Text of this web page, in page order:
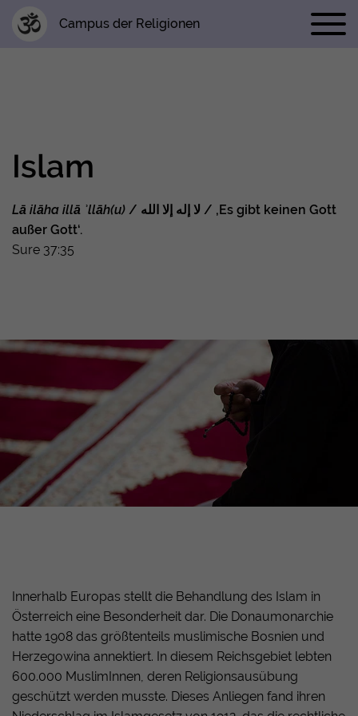
Campus der Religionen
Islam
Lā ilāha illā ʾllāh(u) / لا إله إلا الله / ‚Es gibt keinen Gott
außer Gott‘.
Sure 37:35
Innerhalb Europas stellt die Behandlung des Islam in
Österreich eine Besonderheit dar. Die Donaumonarchie
hatte 1908 das größtenteils muslimische Bosnien und
Herzegowina annektiert. In diesem Reichsgebiet lebten
600.000 MuslimInnen, deren Religionsausübung
geschützt werden musste. Dieses Anliegen fand ihren